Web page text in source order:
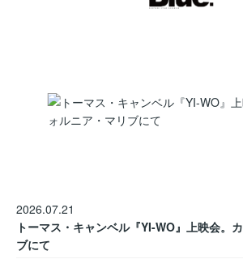
2026.07.21
トーマス・キャンベル『YI-WO』上映会。
ブにて